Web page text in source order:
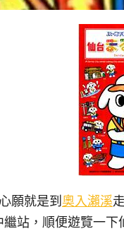
願就是到奧入瀨溪
站，順便遊覽一